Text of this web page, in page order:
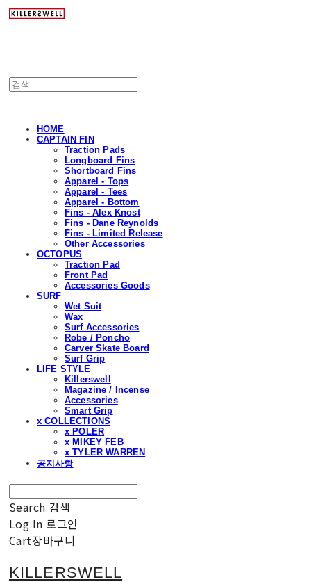
HOME
CAPTAIN FIN
Traction Pads
Longboard Fins
Shortboard Fins
Apparel - Tops
Apparel - Tees
Apparel - Bottom
Fins - Alex Knost
Fins - Dane Reynolds
Fins - Limited Release
Other Accessories
OCTOPUS
Traction Pad
Front Pad
Accessories Goods
SURF
Wet Suit
Wax
Surf Accessories
Robe / Poncho
Carver Skate Board
Surf Grip
LIFE STYLE
Killerswell
Magazine / Incense
Accessories
Smart Grip
x COLLECTIONS
x POLER
x MIKEY FEB
x TYLER WARREN
공지사항
Search 검색
Log In 로그인
Cart장바구니
KILLERSWELL